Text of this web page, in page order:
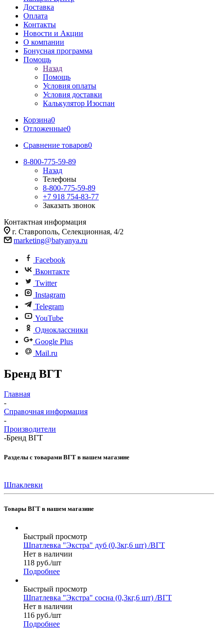
Доставка
Оплата
Контакты
Новости и Акции
О компании
Бонусная программа
Помощь
Назад
Помощь
Условия оплаты
Условия доставки
Калькулятор Изоспан
Корзина0
Отложенные0
Сравнение товаров0
8-800-775-59-89
Назад
Телефоны
8-800-775-59-89
+7 918 754-83-77
Заказать звонок
Контактная информация
г. Ставрополь, Селекционная, 4/2
marketing@batyanya.ru
Facebook
Вконтакте
Twitter
Instagram
Telegram
YouTube
Одноклассники
Google Plus
Mail.ru
Бренд ВГТ
Главная
-
Справочная информация
-
Производители
-Бренд ВГТ
Разделы с товарами ВГТ в нашем магазине
Шпаклевки
Товары ВГТ в нашем магазине
Быстрый просмотр
Шпатлевка "Экстра" дуб (0,3кг,6 шт) /ВГТ
Нет в наличии
118 руб./шт
Подробнее
Быстрый просмотр
Шпатлевка "Экстра" сосна (0,3кг,6 шт) /ВГТ
Нет в наличии
116 руб./шт
Подробнее